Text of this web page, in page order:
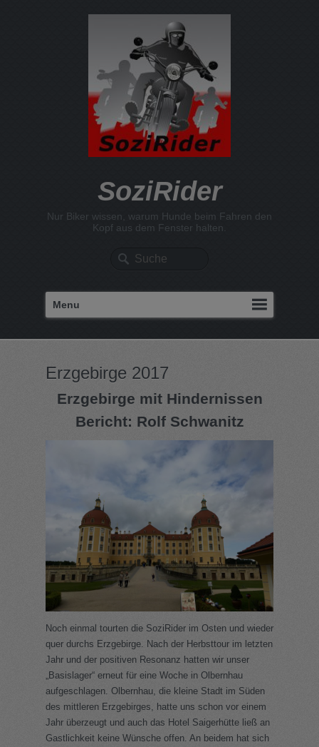
SoziRider
Nur Biker wissen, warum Hunde beim Fahren den
Kopf aus dem Fenster halten.
Suche
Menu
Erzgebirge 2017
Erzgebirge mit Hindernissen
Bericht: Rolf Schwanitz
Noch einmal tourten die SoziRider im Osten und wieder
quer durchs Erzgebirge. Nach der Herbsttour im letzten
Jahr und der positiven Resonanz hatten wir unser
„Basislager“ erneut für eine Woche in Olbernhau
aufgeschlagen. Olbernhau, die kleine Stadt im Süden
des mittleren Erzgebirges, hatte uns schon vor einem
Jahr überzeugt und auch das Hotel Saigerhütte ließ an
Gastlichkeit keine Wünsche offen. An beidem hat sich